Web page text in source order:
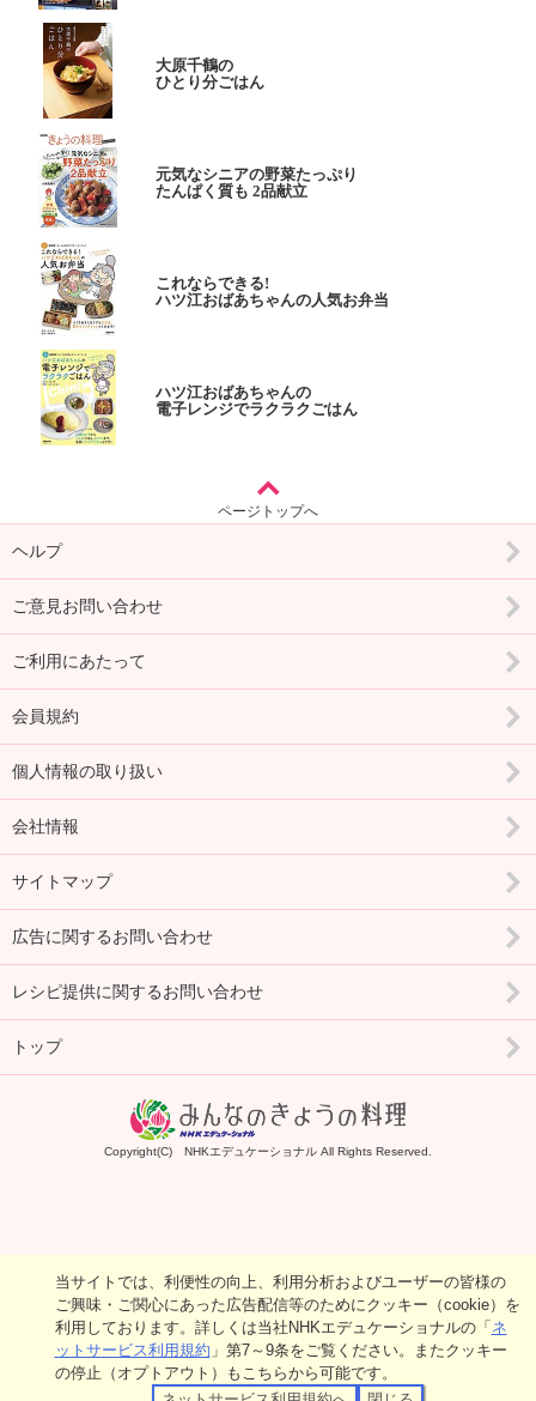
大原千鶴の
ひとり分ごはん
元気なシニアの野菜たっぷり
たんぱく質も 2品献立
これならできる!
ハツ江おばあちゃんの人気お弁当
ハツ江おばあちゃんの
電子レンジでラクラクごはん
ページトップへ
ヘルプ
ご意見お問い合わせ
ご利用にあたって
会員規約
個人情報の取り扱い
会社情報
サイトマップ
広告に関するお問い合わせ
レシピ提供に関するお問い合わせ
トップ
Copyright(C) NHKエデュケーショナル All Rights Reserved.
当サイトでは、利便性の向上、利用分析およびユーザーの皆様の
ご興味・ご関心にあった広告配信等のためにクッキー（cookie）を
利用しております。詳しくは当社NHKエデュケーショナルの「ネ
ットサービス利用規約 」第7～9条をご覧ください。またクッキー
の停止（オプトアウト）もこちらから可能です。